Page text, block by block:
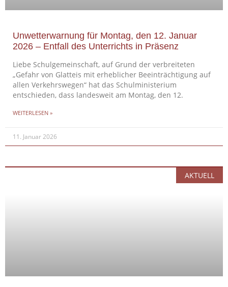
Unwetterwarnung für Montag, den 12. Januar
2026 – Entfall des Unterrichts in Präsenz
Liebe Schulgemeinschaft, auf Grund der verbreiteten
„Gefahr von Glatteis mit erheblicher Beeinträchtigung auf
allen Verkehrswegen“ hat das Schulministerium
entschieden, dass landesweit am Montag, den 12.
WEITERLESEN »
11. Januar 2026
AKTUELL